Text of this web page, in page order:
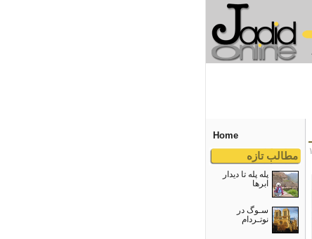
Home
مطالب تازه
پله پله تا دیدار
ابرها
سـوگ در
نوتـردام